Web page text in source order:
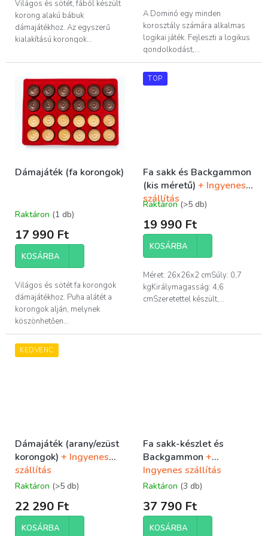
csillag.
Világos és sötét, fából készült
korong alakú bábuk
dámajátékhoz. Az egyszerű
kialakítású korongok...
A Dominó egy minden
korosztály számára alkalmas
logikai játék. Fejleszti a logikus
gondolkodást,...
Dámajáték (fa korongok)
Raktáron (1 db)
17 990 Ft
KOSÁRBA
Világos és sötét fa korongok
dámajátékhoz. Puha alátét a
korongok alján, melynek
köszönhetően...
TOP
Fa sakk és Backgammon
(kis méretű) + Ingyenes
szállítás
A
átlagos
értékelése
5-
5,0
csillag.
Raktáron(>5 db)
19 990 Ft
KOSÁRBA
Méret: 26x26x2 cmSúly: 0,7
kgKirálymagasság: 4,6
cmSzeretettel készült,...
KEDVENC
Dámajáték (arany/ezüst
korongok) + Ingyenes
szállítás
Raktáron (>5 db)
22 290 Ft
KOSÁRBA
Fa sakk-készlet és
Backgammon +
Ingyenes szállítás
Raktáron (3 db)
37 790 Ft
KOSÁRBA